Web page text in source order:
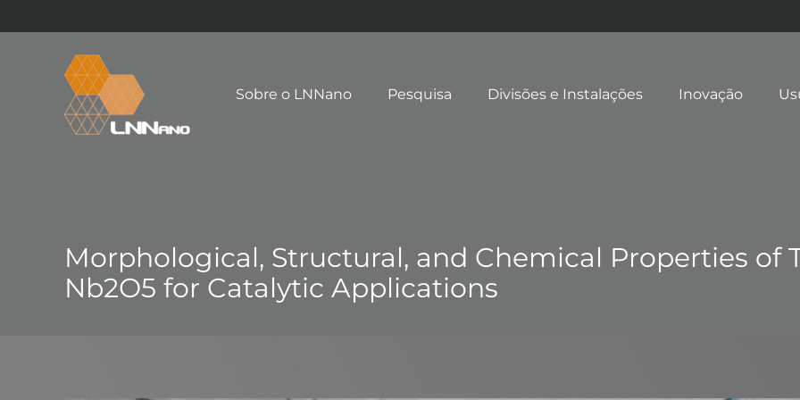
Sobre o LNNano Pesquisa Divisões e Instalações Inovação
Morphological, Structural, and Chemical Properties of
Nb2O5 for Catalytic Applications